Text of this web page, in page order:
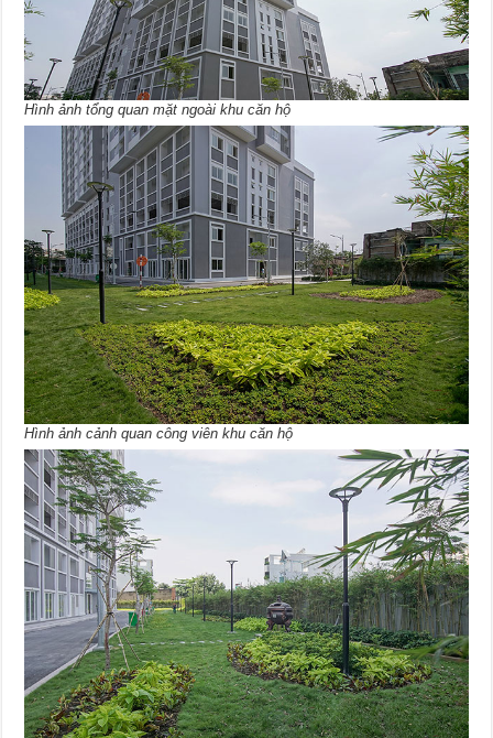
Hình ảnh tổng quan mặt ngoài khu căn hộ
Hình ảnh cảnh quan công viên khu căn hộ